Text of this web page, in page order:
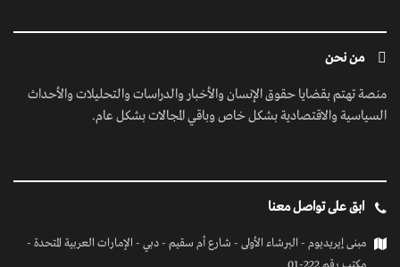
من نحن
منصة تهتم بقضايا حقوق الإنسان والأخبار والدراسات والتحليلات والأحداث
السياسية والاقتصادية بشكل خاص وباقي المجالات بشكل عام.
ابق على تواصل معنا
مبنى إيريديوم - البرشاء الأولى - شارع أم سقيم - دبي - الإمارات العربية المتحدة -